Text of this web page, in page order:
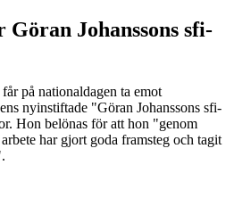
Johanssons sfi-
på nationaldagen ta emot
nyinstiftade "Göran Johanssons sfi-
Hon belönas för att hon "genom
har gjort goda framsteg och tagit